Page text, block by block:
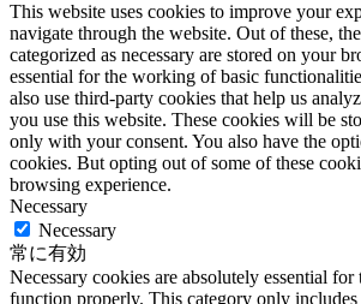
This website uses cookies to improve your
navigate through the website. Out of these,
categorized as necessary are stored on your
essential for the working of basic
also use third-party cookies that help us
you use this website. These cookies will be
only with your consent. You also have the
cookies. But opting out of some of these
browsing experience.
Necessary
Necessary
常に有効
Necessary cookies are absolutely essential for
function properly. This category only includes